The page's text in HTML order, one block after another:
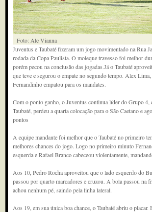
Foto: Ale Vianna
Juventus e Taubaté fizeram um jogo movimentado na Rua
rodada da Copa Paulista. O moleque travesso foi melhor
porém pecou na conclusão das jogadas.Já o Taubaté
que teve e segurou o empate no segundo tempo. Alex
Fernandinho empatou para os mandates.
Com o ponto ganho, o Juventus continua líder do Grupo 4,
Taubaté, perdeu a quarta colocação para o São Caetano e
pontos
A equipe mandante foi melhor que o Taubaté no primeiro
melhores chances do jogo. Logo no primeiro minuto
esquerda e Rafael Branco cabeceou violentamente,
Aos 10, Pedro Rocha aproveitou que o lado esquerdo do
passou por quarto marcadores e cruzou. A bola passou na
achou nenhum pé, saindo pela linha lateral.
Aos 19, em sua única boa chance, o Taubaté abriu o